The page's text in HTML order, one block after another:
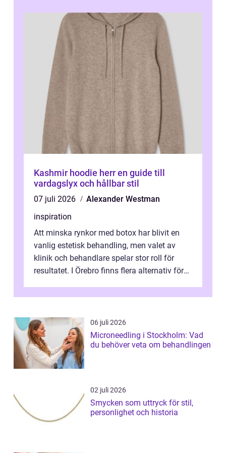
Kashmir hoodie herr en guide till
vardagslyx och hållbar stil
07 juli 2026
Alexander Westman
inspiration
Att minska rynkor med botox har blivit en
vanlig estetisk behandling, men valet av
klinik och behandlare spelar stor roll för
resultatet. I Örebro finns flera alternativ för
06 juli 2026
Microneedling i Stockholm: Vad
du behöver veta om behandlingen
02 juli 2026
Smycken som uttryck för stil,
personlighet och historia